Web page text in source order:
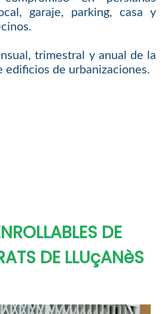
garaje, parking, casa y
trimestral y anual de la
edificios de urbanizaciones.
DE
DE LLUçANèS